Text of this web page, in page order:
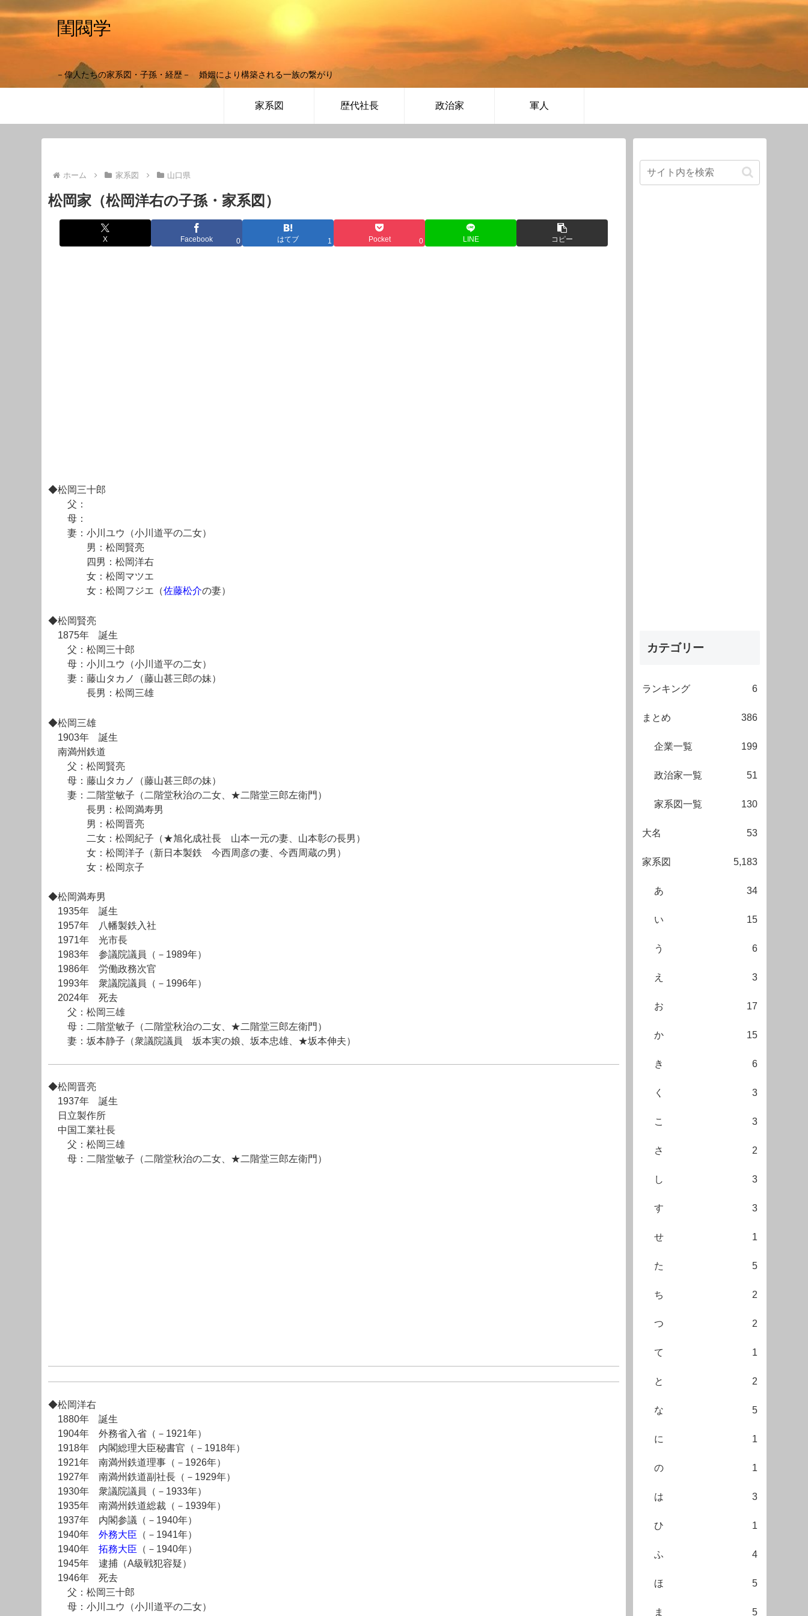
閨閥学
－偉人たちの家系図・子孫・経歴－ 婚姻により構築される一族の繋がり
家系図 歴代社長 政治家 軍人
ホーム 家系図 山口県
松岡家（松岡洋右の子孫・家系図）
X Facebook 0 はてブ 1 Pocket 0 LINE コピー
◆松岡三十郎
父：
母：
妻：小川ユウ（小川道平の二女）
男：松岡賢亮
四男：松岡洋右
女：松岡マツエ
女：松岡フジエ（佐藤松介の妻）
◆松岡賢亮
1875年 誕生
父：松岡三十郎
母：小川ユウ（小川道平の二女）
妻：藤山タカノ（藤山甚三郎の妹）
長男：松岡三雄
◆松岡三雄
1903年 誕生
南満州鉄道
父：松岡賢亮
母：藤山タカノ（藤山甚三郎の妹）
妻：二階堂敏子（二階堂秋治の二女、★二階堂三郎左衛門）
長男：松岡満寿男
男：松岡晋亮
二女：松岡紀子（★旭化成社長 山本一元の妻、山本彰の長男）
女：松岡洋子（新日本製鉄 今西周彦の妻、今西周蔵の男）
女：松岡京子
◆松岡満寿男
1935年 誕生
1957年 八幡製鉄入社
1971年 光市長
1983年 参議院議員（－1989年）
1986年 労働政務次官
1993年 衆議院議員（－1996年）
2024年 死去
父：松岡三雄
母：二階堂敏子（二階堂秋治の二女、★二階堂三郎左衛門）
妻：坂本静子（衆議院議員 坂本実の娘、坂本忠雄、★坂本伸夫）
◆松岡晋亮
1937年 誕生
日立製作所
中国工業社長
父：松岡三雄
母：二階堂敏子（二階堂秋治の二女、★二階堂三郎左衛門）
◆松岡洋右
1880年 誕生
1904年 外務省入省（－1921年）
1918年 内閣総理大臣秘書官（－1918年）
1921年 南満州鉄道理事（－1926年）
1927年 南満州鉄道副社長（－1929年）
1930年 衆議院議員（－1933年）
1935年 南満州鉄道総裁（－1939年）
1937年 内閣参議（－1940年）
1940年 外務大臣 （－1941年）
1940年 拓務大臣 （－1940年）
1945年 逮捕（A級戦犯容疑）
1946年 死去
父：松岡三十郎
母：小川ユウ（小川道平の二女）
カテゴリー
ランキング 6
まとめ 386
企業一覧 199
政治家一覧 51
家系図一覧 130
大名 53
家系図 5,183
あ 34
い 15
う 6
え 3
お 17
か 15
き 6
く 3
こ 3
さ 2
し 3
す 3
せ 1
た 5
ち 2
つ 2
て 1
と 2
な 5
に 1
の 1
は 3
ひ 1
ふ 4
ほ 5
ま 5